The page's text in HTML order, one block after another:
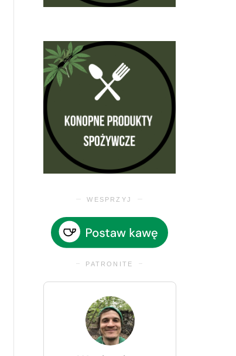
WESPRZYJ
PATRONITE